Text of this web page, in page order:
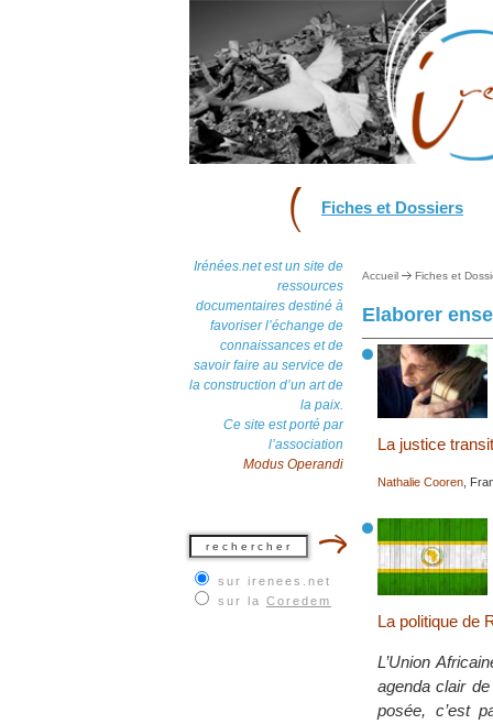
Fiches et Dossiers
Irénées.net est un site de
ressources
documentaires destiné à
favoriser l’échange de
connaissances et de
savoir faire au service de
la construction d’un art de
la paix.
Ce site est porté par
l’association
Modus Operandi
sur irenees.net
sur la Coredem
Accueil Fiches et
Elaborer
La justice
Nathalie Cooren ,
La politique de
L’Union
agenda clair
posée, c’est